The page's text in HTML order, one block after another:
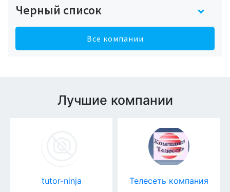
Черный список
Все компании
Лучшие компании
tutor-ninja Телесеть компания